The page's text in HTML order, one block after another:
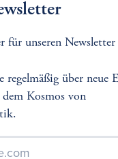
für unseren Newsletter
über neue
dem Kosmos von